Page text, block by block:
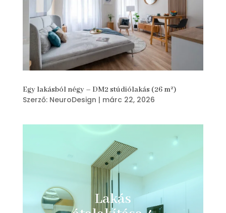
Egy lakásból négy – DM2 stúdiólakás (26 m²)
Szerző: NeuroDesign | márc 22, 2026
Lakás